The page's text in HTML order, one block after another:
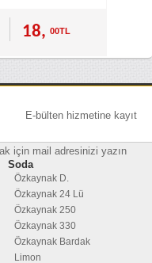
18, 00TL
E-bülten hizmetine kayıt
için mail adresinizi yazın
Soda
Özkaynak D.
Özkaynak 24 Lü
Özkaynak 250
Özkaynak 330
Özkaynak Bardak
Limon